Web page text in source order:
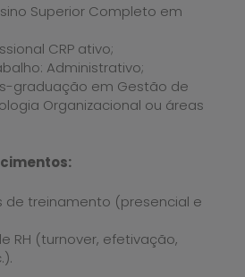
Superior Completo em
CRP ativo;
Administrativo;
graduação em Gestão de
Organizacional ou áreas
de treinamento (presencial e
RH (turnover, efetivação,